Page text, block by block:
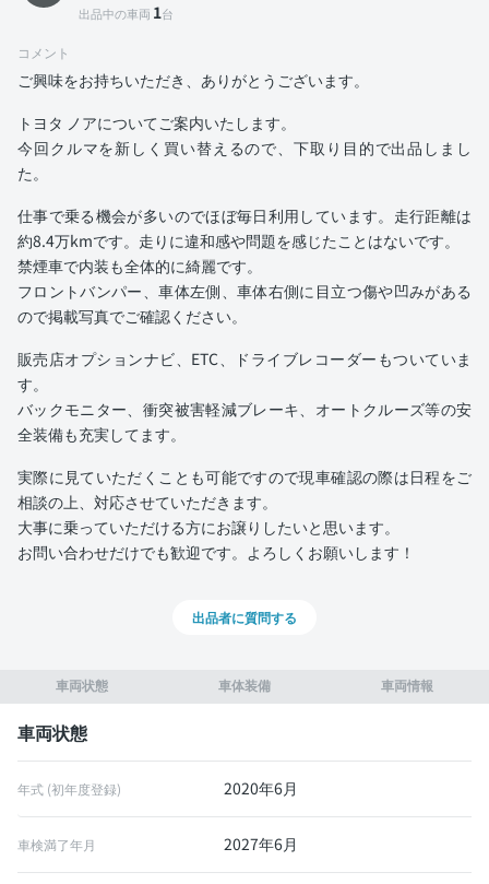
車両状態 車体装備 車両情報
車両状態
年式 (初年度登録) 2020年6月
車検満了年月 2027年6月
出品中の車両 1台
コメント
ご興味をお持ちいただき、ありがとうございます。
トヨタ ノアについてご案内いたします。
今回クルマを新しく買い替えるので、下取り目的で出品しまし
た。
仕事で乗る機会が多いのでほぼ毎日利用しています。走行距離は
約8.4万kmです。走りに違和感や問題を感じたことはないです。
禁煙車で内装も全体的に綺麗です。
フロントバンパー、車体左側、車体右側に目立つ傷や凹みがある
ので掲載写真でご確認ください。
販売店オプションナビ、ETC、ドライブレコーダーもついていま
す。
バックモニター、衝突被害軽減ブレーキ、オートクルーズ等の安
全装備も充実してます。
実際に見ていただくことも可能ですので現車確認の際は日程をご
相談の上、対応させていただきます。
大事に乗っていただける方にお譲りしたいと思います。
お問い合わせだけでも歓迎です。よろしくお願いします！
出品者に質問する